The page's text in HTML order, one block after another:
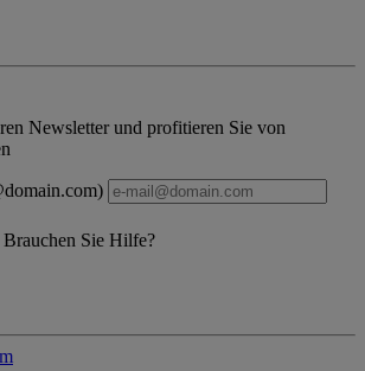
Newsletter und profitieren Sie von
Brauchen Sie Hilfe?